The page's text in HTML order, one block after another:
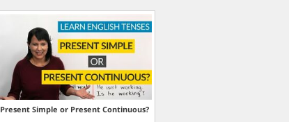
Present Simple or Present Continuous?